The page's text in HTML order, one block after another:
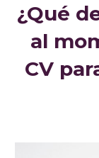
¿Qué
al
CV